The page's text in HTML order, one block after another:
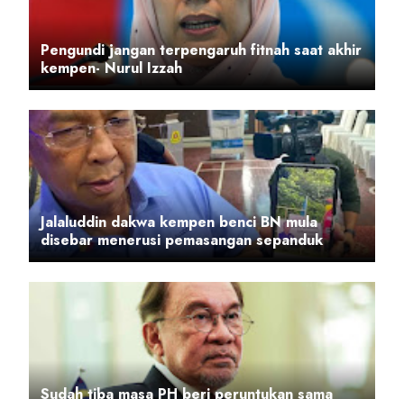
Pengundi jangan terpengaruh fitnah saat akhir
kempen- Nurul Izzah
Jalaluddin dakwa kempen benci BN mula
disebar menerusi pemasangan sepanduk
Sudah tiba masa PH beri peruntukan sama